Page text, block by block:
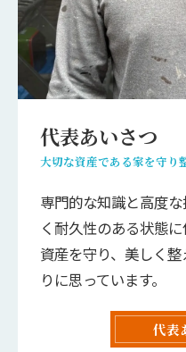
代表あいさつ
大切な資産である家を守り
専門的な知識と高度
く耐久性のある状態
資産を守り、美しく
りに思っています。
代表